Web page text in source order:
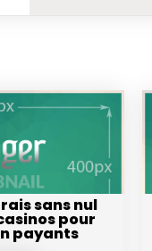
sans nul
pour
payants